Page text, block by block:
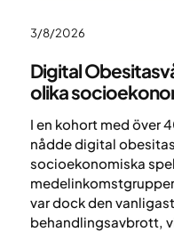
3/8/2026
Digital
olika
I en kohort med över
nådde digital
socioekonomiska
var dock den
behandlingsavbrott,